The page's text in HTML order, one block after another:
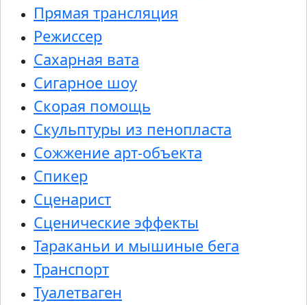
Прямая трансляция
Режиссер
Сахарная вата
Сигарное шоу
Скорая помощь
Скульптуры из пенопласта
Сожжение арт-объекта
Спикер
Сценарист
Сценические эффекты
Тараканьи и мышиные бега
Транспорт
Туалетваген